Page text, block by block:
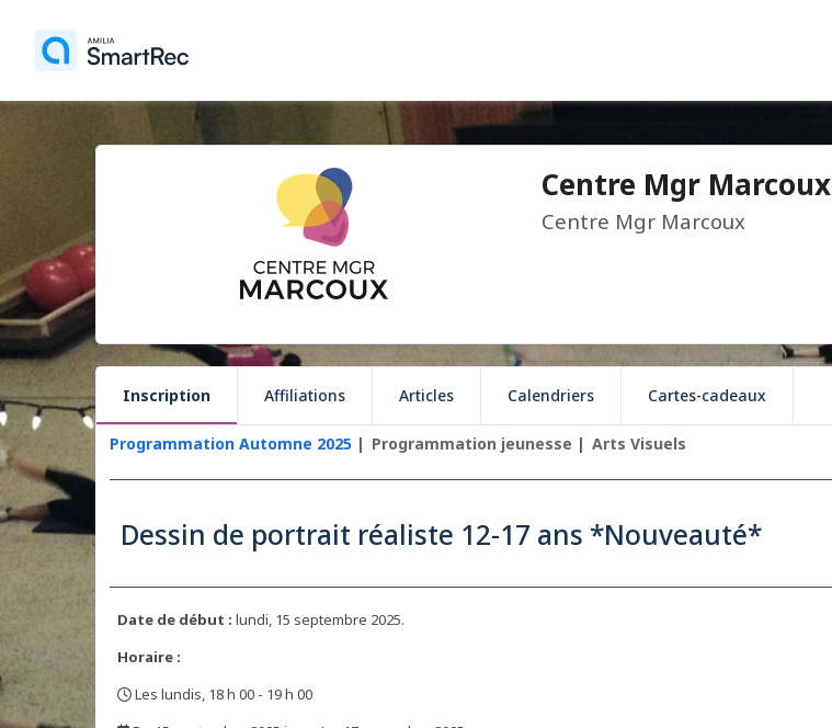
Centre Mgr Marcoux
Centre Mgr Marcoux
Inscription Affiliations Articles Calendriers Cartes-cadeaux
Programmation Automne 2025 Programmation jeunesse Arts Visuels
Dessin de portrait réaliste 12-17 ans *Nouveauté*
Date de début : lundi, 15 septembre 2025.
Horaire :
Les lundis, 18 h 00 - 19 h 00